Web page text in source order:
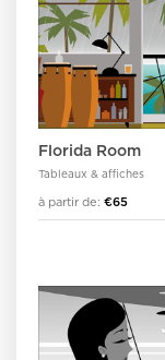
Florida Room
Tableaux & affiches
à partir de: €65